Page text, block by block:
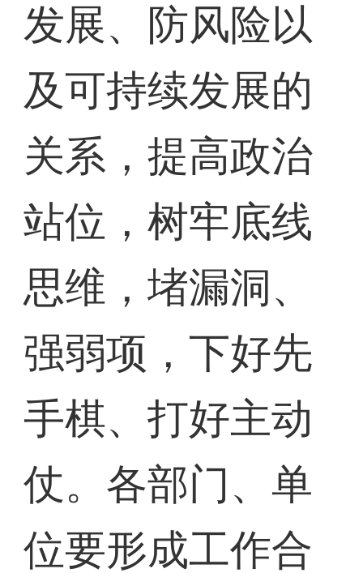
发展、防风险以
及可持续发展的
关系，提高政治
站位，树牢底线
思维，堵漏洞、
强弱项，下好先
手棋、打好主动
仗。各部门、单
位要形成工作合